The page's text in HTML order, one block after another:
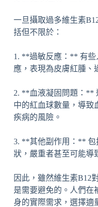
一旦攝取過多維生素
括但不限於：
1. **過敏反應：** 有些
應，表現為皮膚紅腫、
2. **血液凝固問題：**
中的紅血球數量，導致
疾病的風險。
3. **其他副作用：** 包
狀，嚴重者甚至可能導
因此，雖然維生素B12
是需要避免的。人們在
身的實際需求，選擇適